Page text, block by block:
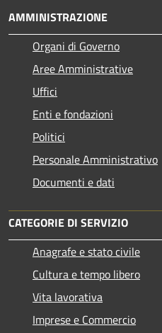
AMMINISTRAZIONE
Organi di Governo
Aree Amministrative
Uffici
Enti e fondazioni
Politici
Personale Amministrativo
Documenti e dati
CATEGORIE DI SERVIZIO
Anagrafe e stato civile
Cultura e tempo libero
Vita lavorativa
Imprese e Commercio